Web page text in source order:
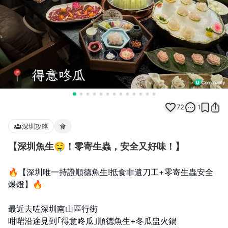
72 1
深圳攻略 食
【深圳魚生🤤！零寄生蟲，安全又好味！】
🔥【深圳唯一持證順德魚生!抵食非遺刀工+零寄生蟲安全
爆燈】🔥
最近去咗深圳南山區行街
咁啱沿途見到｢得意咚瓜｣順德魚生+冬瓜盅火鍋